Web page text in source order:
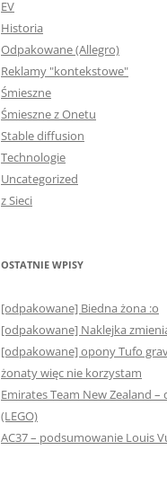
EV
Historia
Odpakowane (Allegro)
Reklamy "kontekstowe"
Śmieszne
Śmieszne z Onetu
Stable diffusion
Technologie
Uncategorized
z Sieci
OSTATNIE WPISY
[odpakowane] Biedna żona :o
[odpakowane] Naklejka
[odpakowane] opony Tufo
żonaty więc nie korzystam
Emirates Team New Zealand –
(LEGO)
AC37 – podsumowanie Louis